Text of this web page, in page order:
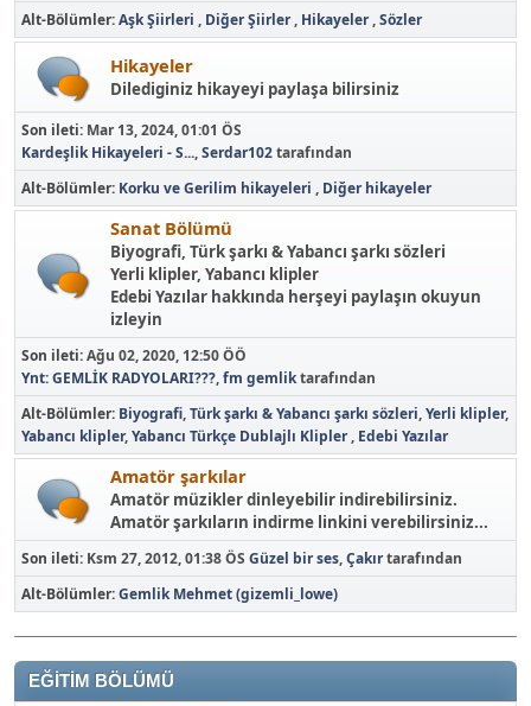
Alt-Bölümler Aşk Şiirleri Diğer Şiirler Hikayeler Sözler
Hikayeler
Dilediginiz hikayeyi paylaşa bilirsiniz
Son ileti: Mar 13, 2024, 01:01 ÖS
Kardeşlik Hikayeleri - S...,Serdar102tarafından
Alt-Bölümler Korku ve Gerilim hikayeleri Diğer hikayeler
Sanat Bölümü
Biyografi, Türk şarkı & Yabancı şarkı sözleri
Yerli klipler, Yabancı klipler
Edebi Yazılar hakkında herşeyi paylaşın okuyun
izleyin
Son ileti:Ağu 02, 2020, 12:50 ÖÖ
Ynt: GEMLİK RADYOLARI???,fm gemliktarafından
Alt-Bölümler Biyografi Türk şarkı & Yabancı şarkı sözleri Yerli klipler
Yabancı klipler Yabancı Türkçe Dublajlı Klipler Edebi Yazılar
Amatör şarkılar
Amatör müzikler dinleyebilir indirebilirsiniz.
Amatör şarkıların indirme linkini verebilirsiniz...
Son ileti: Ksm 27, 2012, 01:38 ÖS Güzel bir ses,Çakırtarafından
Alt-Bölümler Gemlik Mehmet (gizemli_lowe)
EĞİTİM BÖLÜMÜ